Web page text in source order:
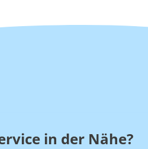
in der Nähe?